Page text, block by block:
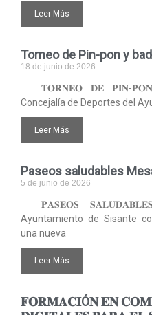
Leer Más
Torneo de Pin-pon y
18 de junio de 2026
𝐓𝐎𝐑𝐍𝐄𝐎 𝐃𝐄 𝐏𝐈𝐍-
Concejalía de Deportes del
Leer Más
Paseos saludables
5 de junio de 2026
𝐏𝐀𝐒𝐄𝐎𝐒
Ayuntamiento de Sisante
una nueva
Leer Más
𝐅𝐎𝐑𝐌𝐀𝐂𝐈Ó𝐍 𝐄𝐍